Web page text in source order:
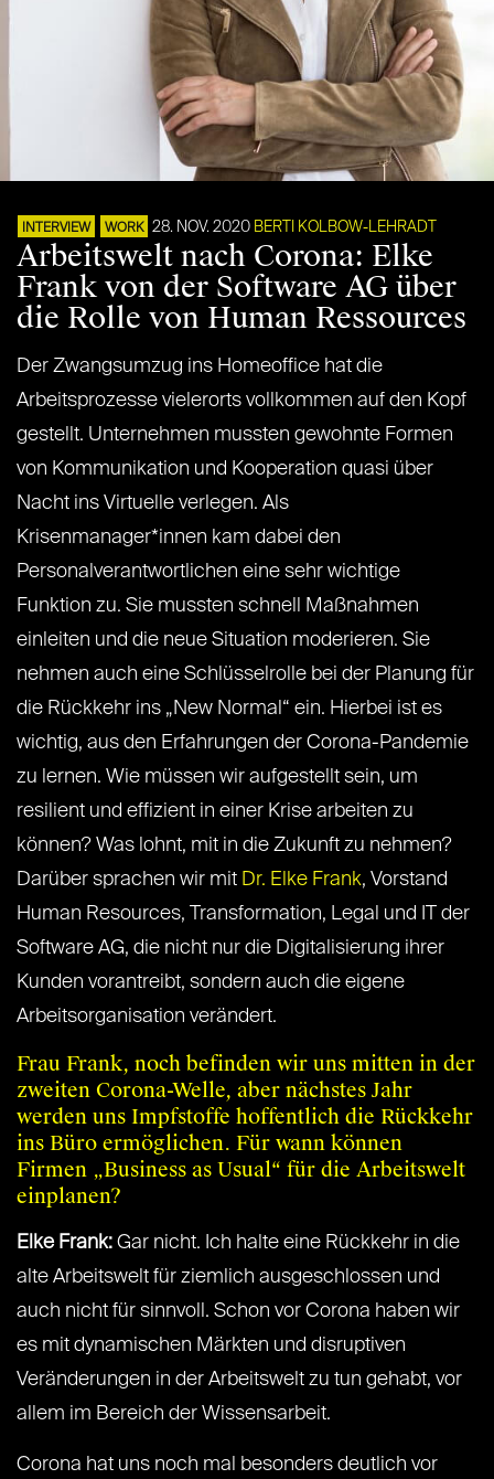
INTERVIEW WORK 28. NOV. 2020 BERTI KOLBOW-LEHRADT
Arbeitswelt nach Corona: Elke
Frank von der Software AG über
die Rolle von Human Ressources
Der Zwangsumzug ins Homeoffice hat die
Arbeitsprozesse vielerorts vollkommen auf den Kopf
gestellt. Unternehmen mussten gewohnte Formen
von Kommunikation und Kooperation quasi über
Nacht ins Virtuelle verlegen. Als
Krisenmanager*innen kam dabei den
Personalverantwortlichen eine sehr wichtige
Funktion zu. Sie mussten schnell Maßnahmen
einleiten und die neue Situation moderieren. Sie
nehmen auch eine Schlüsselrolle bei der Planung für
die Rückkehr ins „New Normal“ ein. Hierbei ist es
wichtig, aus den Erfahrungen der Corona-Pandemie
zu lernen. Wie müssen wir aufgestellt sein, um
resilient und effizient in einer Krise arbeiten zu
können? Was lohnt, mit in die Zukunft zu nehmen?
Darüber sprachen wir mit Dr. Elke Frank, Vorstand
Human Resources, Transformation, Legal und IT der
Software AG, die nicht nur die Digitalisierung ihrer
Kunden vorantreibt, sondern auch die eigene
Arbeitsorganisation verändert.
Frau Frank, noch befinden wir uns mitten in der
zweiten Corona-Welle, aber nächstes Jahr
werden uns Impfstoffe hoffentlich die Rückkehr
ins Büro ermöglichen. Für wann können
Firmen „Business as Usual“ für die Arbeitswelt
einplanen?
Elke Frank: Gar nicht. Ich halte eine Rückkehr in die
alte Arbeitswelt für ziemlich ausgeschlossen und
auch nicht für sinnvoll. Schon vor Corona haben wir
es mit dynamischen Märkten und disruptiven
Veränderungen in der Arbeitswelt zu tun gehabt, vor
allem im Bereich der Wissensarbeit.
Corona hat uns noch mal besonders deutlich vor